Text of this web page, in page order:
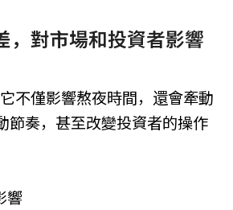
，對市場和投資者影響
不僅影響熬夜時間，還會牽動
節奏，甚至改變投資者的操作
響